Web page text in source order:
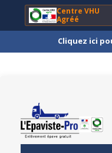
Centre VHU
Agréé
Cliquez ici